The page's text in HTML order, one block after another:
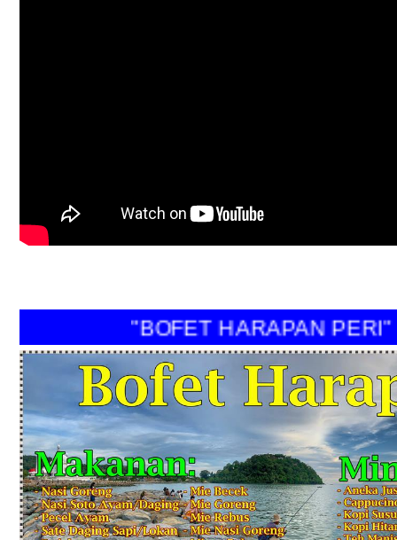
"BOFET HARAPAN